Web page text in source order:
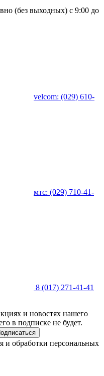
(без выходных) с 9:00 до
velcom: (029) 610-
мтс: (029) 710-41-
8 (017) 271-41-41
и новостях нашего
в подписке не будет.
и обработки персональных